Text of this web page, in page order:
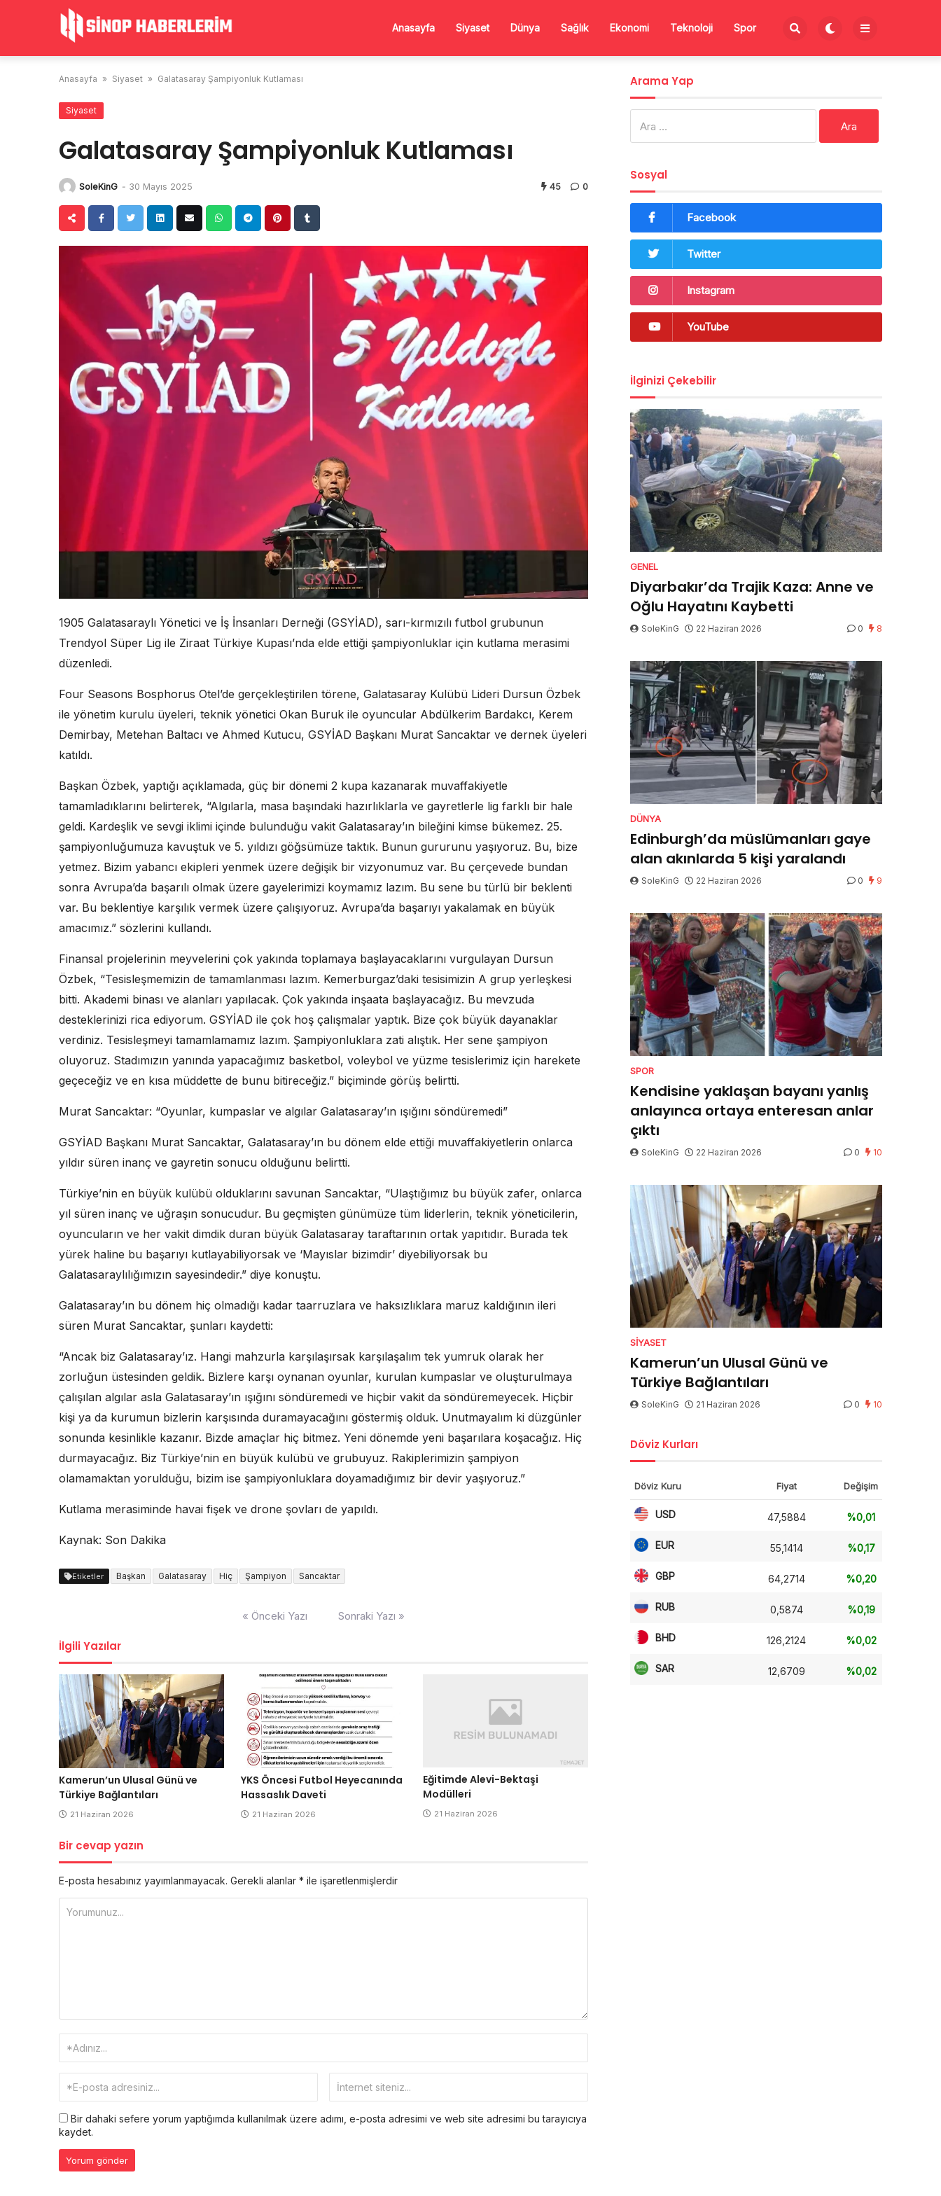
Anasayfa Siyaset Dünya Sağlık Ekonomi Teknoloji Spor
Anasayfa » Siyaset » Galatasaray Şampiyonluk Kutlaması
Siyaset
Galatasaray Şampiyonluk Kutlaması
SoleKinG - 30 Mayıs 2025 45 0
1905 Galatasaraylı Yönetici ve İş İnsanları Derneği (GSYİAD), sarı-kırmızılı futbol grubunun
Trendyol Süper Lig ile Ziraat Türkiye Kupası’nda elde ettiği şampiyonluklar için kutlama merasimi
düzenledi.
Four Seasons Bosphorus Otel’de gerçekleştirilen törene, Galatasaray Kulübü Lideri Dursun Özbek
ile yönetim kurulu üyeleri, teknik yönetici Okan Buruk ile oyuncular Abdülkerim Bardakcı, Kerem
Demirbay, Metehan Baltacı ve Ahmed Kutucu, GSYİAD Başkanı Murat Sancaktar ve dernek üyeleri
katıldı.
Başkan Özbek, yaptığı açıklamada, güç bir dönemi 2 kupa kazanarak muvaffakiyetle
tamamladıklarını belirterek, “Algılarla, masa başındaki hazırlıklarla ve gayretlerle lig farklı bir hale
geldi. Kardeşlik ve sevgi iklimi içinde bulunduğu vakit Galatasaray’ın bileğini kimse bükemez. 25.
şampiyonluğumuza kavuştuk ve 5. yıldızı göğsümüze taktık. Bunun gururunu yaşıyoruz. Bu, bize
yetmez. Bizim yabancı ekipleri yenmek üzere değişik bir vizyonumuz var. Bu çerçevede bundan
sonra Avrupa’da başarılı olmak üzere gayelerimizi koymamız lazım. Bu sene bu türlü bir beklenti
var. Bu beklentiye karşılık vermek üzere çalışıyoruz. Avrupa’da başarıyı yakalamak en büyük
amacımız.” sözlerini kullandı.
Finansal projelerinin meyvelerini çok yakında toplamaya başlayacaklarını vurgulayan Dursun
Özbek, “Tesisleşmemizin de tamamlanması lazım. Kemerburgaz’daki tesisimizin A grup yerleşkesi
bitti. Akademi binası ve alanları yapılacak. Çok yakında inşaata başlayacağız. Bu mevzuda
desteklerinizi rica ediyorum. GSYİAD ile çok hoş çalışmalar yaptık. Bize çok büyük dayanaklar
verdiniz. Tesisleşmeyi tamamlamamız lazım. Şampiyonluklara zati alıştık. Her sene şampiyon
oluyoruz. Stadımızın yanında yapacağımız basketbol, voleybol ve yüzme tesislerimiz için harekete
geçeceğiz ve en kısa müddette de bunu bitireceğiz.” biçiminde görüş belirtti.
Murat Sancaktar: “Oyunlar, kumpaslar ve algılar Galatasaray’ın ışığını söndüremedi”
GSYİAD Başkanı Murat Sancaktar, Galatasaray’ın bu dönem elde ettiği muvaffakiyetlerin onlarca
yıldır süren inanç ve gayretin sonucu olduğunu belirtti.
Türkiye’nin en büyük kulübü olduklarını savunan Sancaktar, “Ulaştığımız bu büyük zafer, onlarca
yıl süren inanç ve uğraşın sonucudur. Bu geçmişten günümüze tüm liderlerin, teknik yöneticilerin,
oyuncuların ve her vakit dimdik duran büyük Galatasaray taraftarının ortak yapıtıdır. Burada tek
yürek haline bu başarıyı kutlayabiliyorsak ve ‘Mayıslar bizimdir’ diyebiliyorsak bu
Galatasaraylılığımızın sayesindedir.” diye konuştu.
Galatasaray’ın bu dönem hiç olmadığı kadar taarruzlara ve haksızlıklara maruz kaldığının ileri
süren Murat Sancaktar, şunları kaydetti:
“Ancak biz Galatasaray’ız. Hangi mahzurla karşılaşırsak karşılaşalım tek yumruk olarak her
zorluğun üstesinden geldik. Bizlere karşı oynanan oyunlar, kurulan kumpaslar ve oluşturulmaya
çalışılan algılar asla Galatasaray’ın ışığını söndüremedi ve hiçbir vakit da söndüremeyecek. Hiçbir
kişi ya da kurumun bizlerin karşısında duramayacağını göstermiş olduk. Unutmayalım ki düzgünler
sonunda kesinlikle kazanır. Bizde amaçlar hiç bitmez. Yeni dönemde yeni başarılara koşacağız. Hiç
durmayacağız. Biz Türkiye’nin en büyük kulübü ve grubuyuz. Rakiplerimizin şampiyon
olamamaktan yorulduğu, bizim ise şampiyonluklara doyamadığımız bir devir yaşıyoruz.”
Kutlama merasiminde havai fişek ve drone şovları de yapıldı.
Kaynak: Son Dakika
Etiketler Başkan Galatasaray Hiç Şampiyon Sancaktar
« Önceki Yazı Sonraki Yazı »
İlgili Yazılar
Kamerun’un Ulusal Günü ve
Türkiye Bağlantıları
21 Haziran 2026
YKS Öncesi Futbol Heyecanında
Hassaslık Daveti
21 Haziran 2026
Eğitimde Alevi-Bektaşi
Modülleri
21 Haziran 2026
Bir cevap yazın
E-posta hesabınız yayımlanmayacak. Gerekli alanlar * ile işaretlenmişlerdir
Bir dahaki sefere yorum yaptığımda kullanılmak üzere adımı, e-posta adresimi ve web site adresimi bu tarayıcıya
kaydet.
Arama Yap
Sosyal
Facebook
Twitter
Instagram
YouTube
İlginizi Çekebilir
GENEL
Diyarbakır’da Trajik Kaza: Anne ve
Oğlu Hayatını Kaybetti
SoleKinG 22 Haziran 2026 0 8
DÜNYA
Edinburgh’da müslümanları gaye
alan akınlarda 5 kişi yaralandı
SoleKinG 22 Haziran 2026 0 9
SPOR
Kendisine yaklaşan bayanı yanlış
anlayınca ortaya enteresan anlar
çıktı
SoleKinG 22 Haziran 2026 0 10
SIYASET
Kamerun’un Ulusal Günü ve
Türkiye Bağlantıları
SoleKinG 21 Haziran 2026 0 10
Döviz Kurları
Döviz Kuru Fiyat Değişim
USD 47,5884 %0,01
EUR 55,1414 %0,17
GBP 64,2714 %0,20
RUB 0,5874 %0,19
BHD 126,2124 %0,02
SAR 12,6709 %0,02